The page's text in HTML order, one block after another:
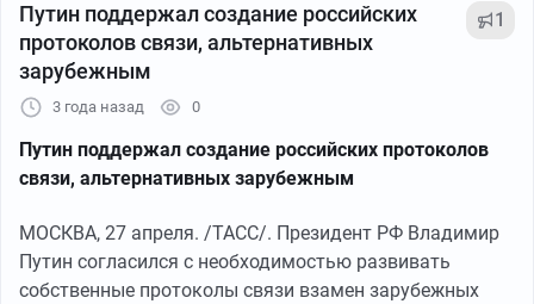
Путин поддержал создание российских
протоколов связи, альтернативных
зарубежным
1
3 года назад 0
Путин поддержал создание российских протоколов
связи, альтернативных зарубежным
МОСКВА, 27 апреля. /ТАСС/. Президент РФ Владимир
Путин согласился с необходимостью развивать
собственные протоколы связи взамен зарубежных